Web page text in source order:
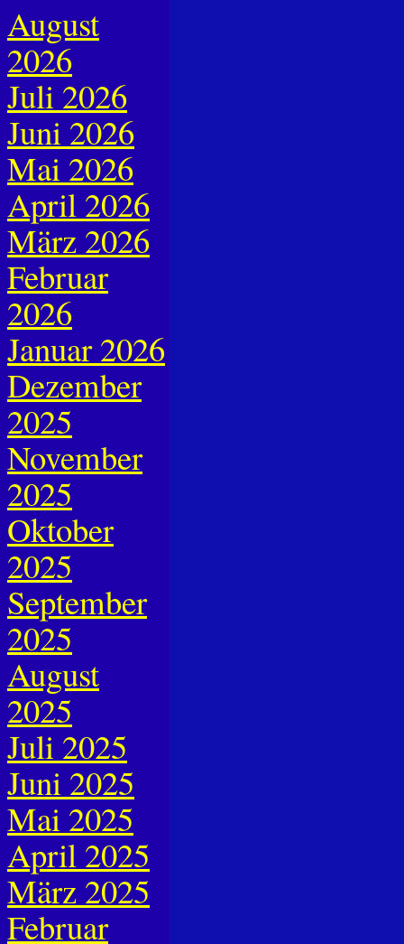
August
2026
Juli 2026
Juni 2026
Mai 2026
April 2026
März 2026
Februar
2026
Januar 2026
Dezember
2025
November
2025
Oktober
2025
September
2025
August
2025
Juli 2025
Juni 2025
Mai 2025
April 2025
März 2025
Februar